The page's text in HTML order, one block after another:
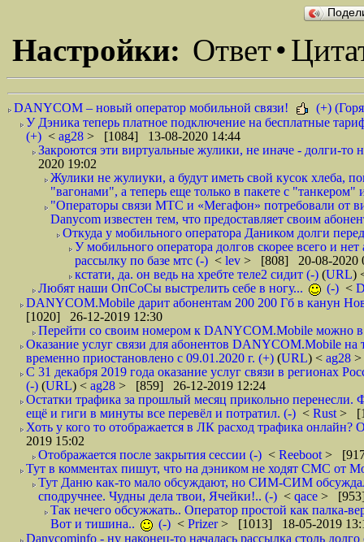
Настройки: Ответ•
DANYCOM – новый оператор мобильной связи!
(+)
У Дэника теперь платное подключение на бесплатные
(+) < ag28 > [1084] 13-08-2020 14:44
Закроются эти виртуальные жулики, не иначе - долги-то
2020 19:02
Жулики не жулиуки, а будут иметь свой кусок хлеба,
"вагонами", а теперь еще только в пакете с
"Операторы связи МТС и «Мегафон» потребовали от
Danycom известен тем, что предоставляет своим
Откуда у мобильного оператора Даником долги
У мобильного оператора долгов скорее всего и
рассылку по базе мтс (-) < lev > [808] 20-08-2020
кстати, да. он ведь на хребте теле2 сидит (-) (URL)
Любят наши ОпСоСы выстрелить себе в ногу...
(-) <
DANYCOM.Mobile дарит абонентам 200 200 Гб в канун
[1020] 26-12-2019 12:30
Перейти со своим номером к DANYCOM.Mobile можно в
Оказание услуг связи для абонентов DANYCOM.Mobile
временно приостановлено с 09.01.2020 г. (+) (URL) < ag28 >
С 31 декабря 2019 года оказание услуг связи в регионах
(-) (URL) < ag28 > [859] 26-12-2019 12:24
Остатки трафика за прошлый месяц прикольно
ещё и гиги в минуты все перевёл и потратил. (-) < Rust >
Хоть у кого то отображается в ЛК расход трафика
2019 15:02
Отображается после закрытия сессии (-) < Reeboot >
Тут в комментах пишут, что на дэником не ходят СМС от
Тут Даню как-то мало обсуждают, но СИМ-СИМ
сподручнее. Чудны дела твои, Ячейки!.. (-) < qace > [953]
Так нечего обсужжать.. Оператор простой как палка-
Вот и тишина..
(-) < Prizer> [1013] 18-05-2019
Danycominfo - ну наконец-то началась рассылка столь